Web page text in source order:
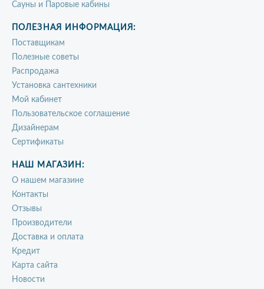
Сауны и Паровые кабины
ПОЛЕЗНАЯ ИНФОРМАЦИЯ:
Поставщикам
Полезные советы
Распродажа
Установка сантехники
Мой кабинет
Пользовательское соглашение
Дизайнерам
Сертификаты
НАШ МАГАЗИН:
О нашем магазине
Контакты
Отзывы
Производители
Доставка и оплата
Кредит
Карта сайта
Новости